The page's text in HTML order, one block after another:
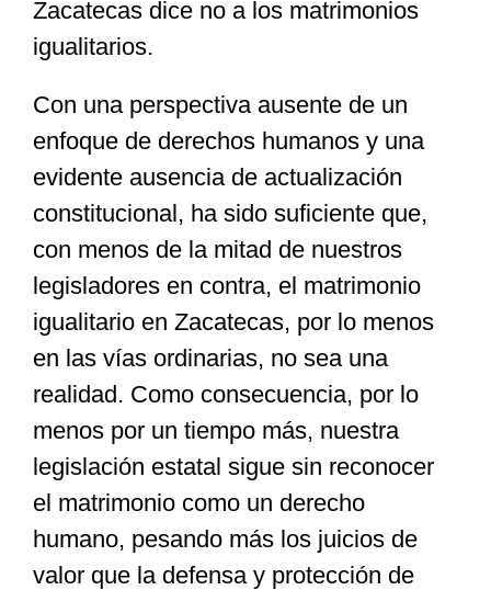
Zacatecas dice no a los matrimonios
igualitarios.
Con una perspectiva ausente de un
enfoque de derechos humanos y una
evidente ausencia de actualización
constitucional, ha sido suficiente que,
con menos de la mitad de nuestros
legisladores en contra, el matrimonio
igualitario en Zacatecas, por lo menos
en las vías ordinarias, no sea una
realidad. Como consecuencia, por lo
menos por un tiempo más, nuestra
legislación estatal sigue sin reconocer
el matrimonio como un derecho
humano, pesando más los juicios de
valor que la defensa y protección de